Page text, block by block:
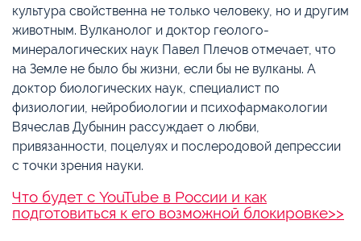
культура свойственна не только человеку, но и другим
животным. Вулканолог и доктор геолого-
минералогических наук Павел Плечов отмечает, что
на Земле не было бы жизни, если бы не вулканы. А
доктор биологических наук, специалист по
физиологии, нейробиологии и психофармакологии
Вячеслав Дубынин рассуждает о любви,
привязанности, поцелуях и послеродовой депрессии
с точки зрения науки.
Что будет с YouTube в России и как
подготовиться к его возможной блокировке>>